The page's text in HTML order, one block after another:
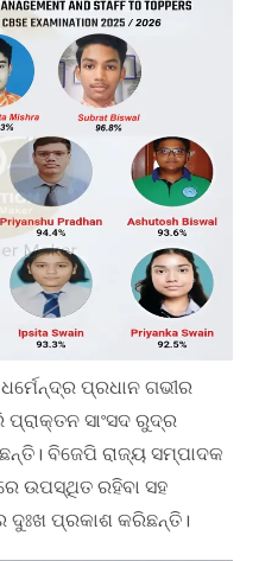
ପ୍ରଧାନ ଗଭୀର
ସାଂସଦ ରୁଦ୍ର
ବିଜେପି ରାଜ୍ୟ ସମ୍ପାଦକ
ଉପସ୍ଥିତ ରହିବା ସହ
ପ୍ରକାଶ କରିଛନ୍ତି।